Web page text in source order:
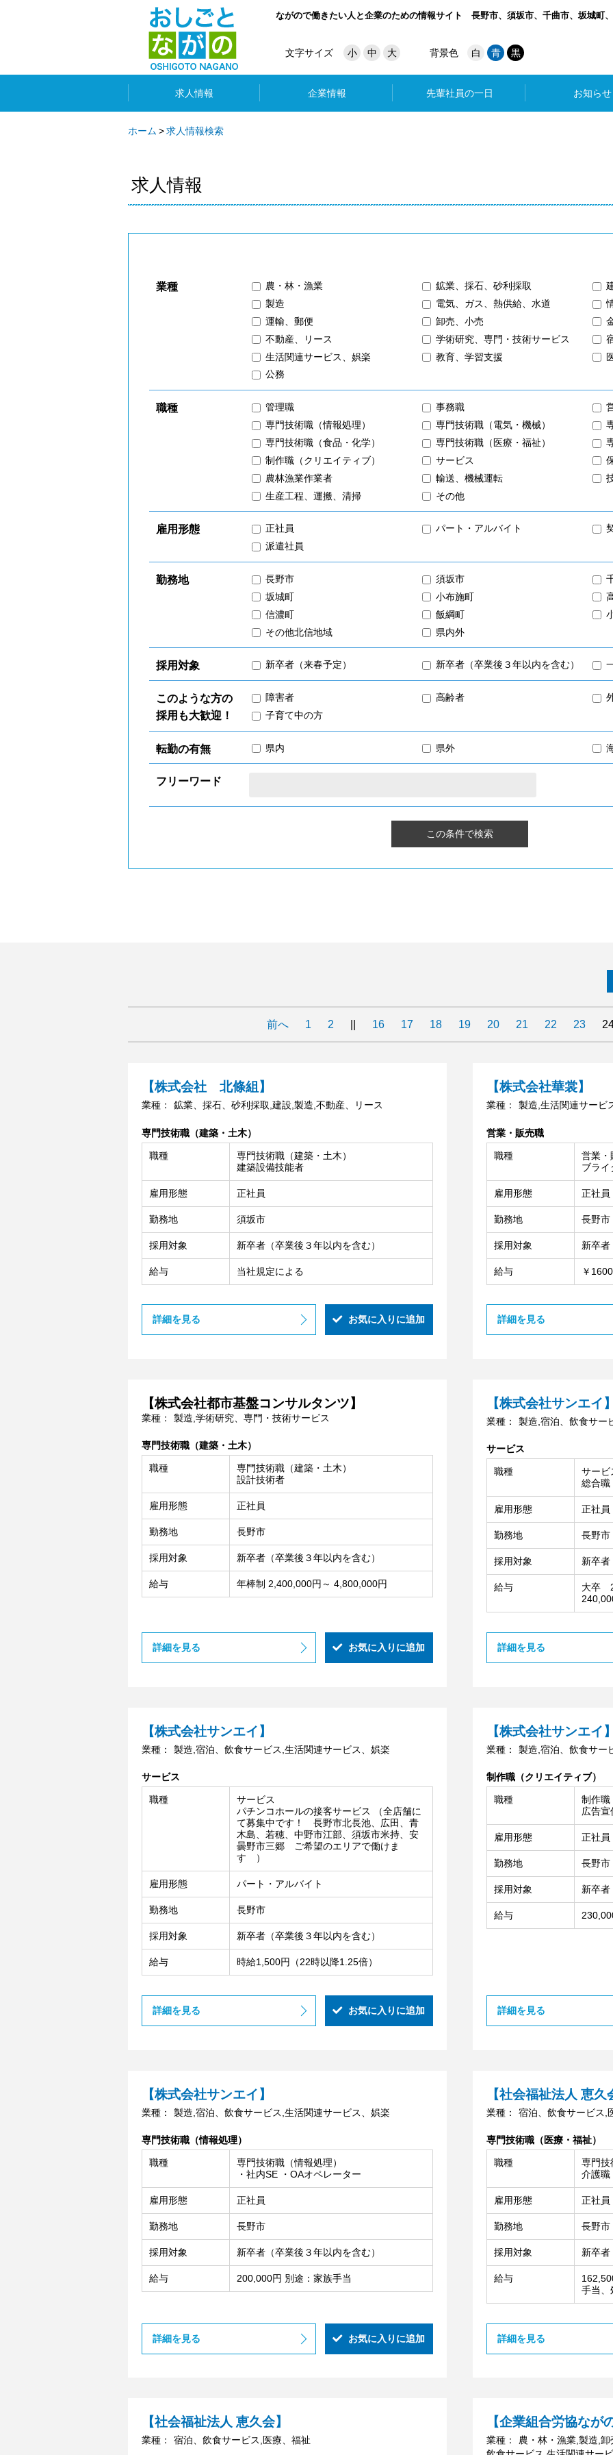
ながので働きたい人と企業のための情報サイト 長野市、須坂市、千曲市、坂城町
文字サイズ 小 中 大 背景色 白 青 黒
求人情報 企業情報 先輩社員の一日 お知らせ
ホーム 求人情報検索
求人情報
業種 農・林・漁業 鉱業、採石、砂利採取
製造
電気、ガス、熱供給、水道
運輸、郵便
卸売、小売
不動産、リース
学術研究、専門・技術サービス
生活関連サービス、娯楽
教育、学習支援
公務
職種 管理職 事務職
専門技術職（情報処理）
専門技術職（電気・機械）
専門技術職（食品・化学）
専門技術職（医療・福祉）
制作職（クリエイティブ）
サービス
農林漁業作業者
輸送、機械運転
生産工程、運搬、清掃
その他
雇用形態 正社員 パート・アルバイト
派遣社員
勤務地 長野市 須坂市
坂城町
小布施町
信濃町
飯綱町
その他北信地域
県内外
採用対象 新卒者（来春予定） 新卒者（卒業後３年以内を含む）
このような方の
採用も大歓迎！
障害者 高齢者
子育て中の方
転勤の有無 県内 県外
フリーワード
前へ 1 2 16 17 18 19 20 21 22 23
【株式会社 北條組】
業種： 鉱業、採石、砂利採取,建設,製造,不動産、リース
専門技術職（建築・土木）
職種
専門技術職（建築・土木）
建築設備技能者
雇用形態 正社員
勤務地 須坂市
採用対象 新卒者（卒業後３年以内を含む）
給与 当社規定による
詳細を見る お気に入りに追加
【株式会社華裳】
業種： 製造,生活関連サービ
営業・販売職
職種
営業・
ブライ
雇用形態 正社員
勤務地 長野市
採用対象 新卒者
給与 ￥
詳細を見る
【株式会社都市基盤コンサルタンツ】
業種： 製造,学術研究、専門・技術サービス
専門技術職（建築・土木）
職種
専門技術職（建築・土木）
設計技術者
雇用形態 正社員
勤務地 長野市
採用対象 新卒者（卒業後３年以内を含む）
給与 年棒制 2,400,000円～ 4,800,000円
詳細を見る お気に入りに追加
【株式会社サンエイ】
業種： 製造,宿泊、飲食サー
サービス
職種
サービ
総合職
雇用形態 正社員
勤務地 長野市
採用対象 新卒者
給与
大卒
詳細を見る
【株式会社サンエイ】
業種： 製造,宿泊、飲食サービス,生活関連サービス、娯楽
サービス
職種
サービス
パチンコホールの接客サービス （全店舗に
て募集中です！ 長野市北長池、広田、青
木島、若穂、中野市江部、須坂市米持、安
曇野市三郷 ご希望のエリアで働けま
す ）
雇用形態 パート・アルバイト
勤務地 長野市
採用対象 新卒者（卒業後３年以内を含む）
給与 時給1,500円（22時以降1.25倍）
詳細を見る お気に入りに追加
【株式会社サンエイ】
業種： 製造,宿泊、飲食サー
制作職（クリエイティブ）
職種
制作職
広告宣
雇用形態 正社員
勤務地 長野市
採用対象 新卒者
給与
詳細を見る
【株式会社サンエイ】
業種： 製造,宿泊、飲食サービス,生活関連サービス、娯楽
専門技術職（情報処理）
職種
専門技術職（情報処理）
・社内SE ・OAオペレーター
雇用形態 正社員
勤務地 長野市
採用対象 新卒者（卒業後３年以内を含む）
給与 200,000円 別途：家族手当
詳細を見る お気に入りに追加
【社会福祉法人 恵久
業種： 宿泊、飲食サービス,
専門技術職（医療・福祉）
職種
専門技
介護職
雇用形態 正社員
勤務地 長野市
採用対象 新卒者
給与
手当、
詳細を見る
【社会福祉法人 恵久会】
業種： 宿泊、飲食サービス,医療、福祉
【企業組合労協なが
業種：
農・林・漁業,製造,卸